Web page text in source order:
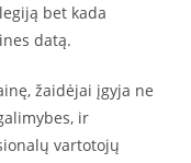
bet kada
datą.
žaidėjai įgyja ne
ir
vartotojų